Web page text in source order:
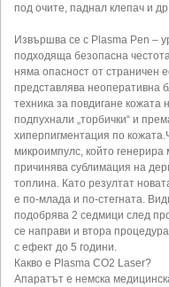
под очите, паднал клепач и
Извършва се с Plasma Pen –
подходяща безопасна
няма опасност от страничен
представлява неоперативна
техника за повдигане кожата
подпухнали „торбички“ и
хиперпигментация по
микроимпулс, който генерира
причинява сублимация на
топлина. Като резултат
е по-млада и по-стегната.
подобрява 2 седмици след
се направи и втора
с ефект до 5 години.
Какво е Plasma CO2 Laser?
Апаратът е немска